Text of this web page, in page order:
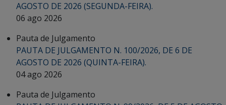
AGOSTO DE 2026 (SEGUNDA-FEIRA).
06 ago 2026
Pauta de Julgamento
PAUTA DE JULGAMENTO N. 100/2026, DE 6 DE
AGOSTO DE 2026 (QUINTA-FEIRA).
04 ago 2026
Pauta de Julgamento